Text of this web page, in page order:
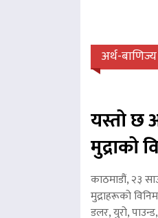
अर्थ-बाणिज्य
यस्तो छ
मुद्राको
काठमाडौं, २३
मुद्राहरूको
डलर, युरो,